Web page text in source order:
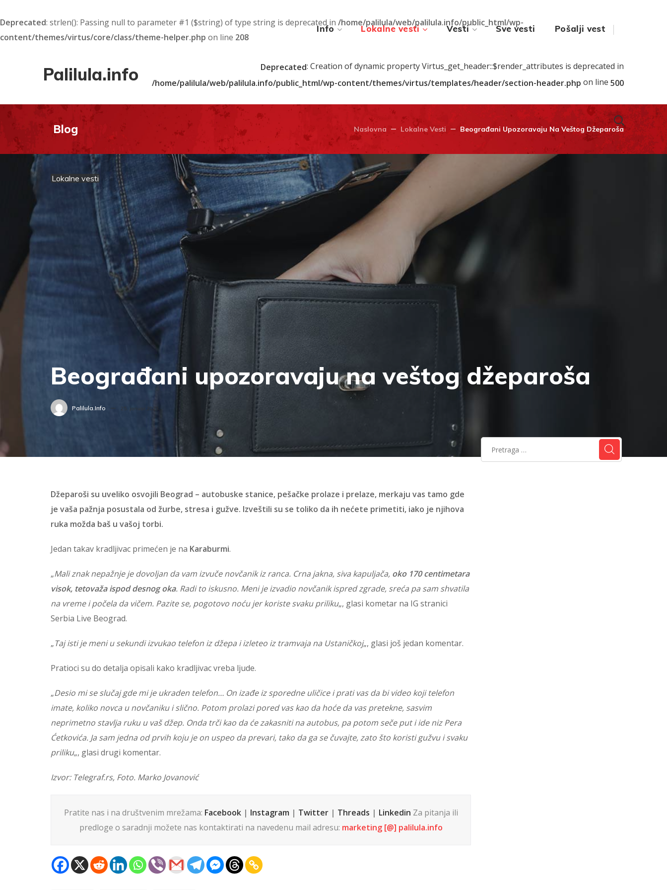
Deprecated: strlen(): Passing null to parameter #1 ($string) of type string is deprecated in /home/palilula/web/palilula.info/public_html/wp-
content/themes/virtus/core/class/theme-helper.php on line 208
Palilula.info
Info Lokalne vesti Vesti Sve vesti Pošalji vest
Deprecated: Creation of dynamic property Virtus_get_header::$render_attributes is deprecated in
/home/palilula/web/palilula.info/public_html/wp-content/themes/virtus/templates/header/section-header.php on line 500
Blog Naslovna Lokalne Vesti Beograđani Upozoravaju Na Veštog Džeparoša
Lokalne vesti
Beograđani upozoravaju na veštog džeparoša
Palilula.info 25. januar 2023.
Džeparoši su uveliko osvojili Beograd – autobuske stanice, pešačke prolaze i prelaze, merkaju vas tamo gde
je vaša pažnja posustala od žurbe, stresa i gužve. Izveštili su se toliko da ih nećete primetiti, iako je njihova
ruka možda baš u vašoj torbi.
Jedan takav kradljivac primećen je na Karaburmi.
„Mali znak nepažnje je dovoljan da vam izvuče novčanik iz ranca. Crna jakna, siva kapuljača, oko 170 centimetara
visok, tetovaža ispod desnog oka. Radi to iskusno. Meni je izvadio novčanik ispred zgrade, sreća pa sam shvatila
na vreme i počela da vičem. Pazite se, pogotovo noću jer koriste svaku priliku„, glasi kometar na IG stranici
Serbia Live Beograd.
„Taj isti je meni u sekundi izvukao telefon iz džepa i izleteo iz tramvaja na Ustaničkoj„, glasi još jedan komentar.
Pratioci su do detalja opisali kako kradljivac vreba ljude.
„Desio mi se slučaj gde mi je ukraden telefon… On izađe iz sporedne uličice i prati vas da bi video koji telefon
imate, koliko novca u novčaniku i slično. Potom prolazi pored vas kao da hoće da vas pretekne, sasvim
neprimetno stavlja ruku u vaš džep. Onda trči kao da će zakasniti na autobus, pa potom seče put i ide niz Pera
Ćetkovića. Ja sam jedna od prvih koju je on uspeo da prevari, tako da ga se čuvajte, zato što koristi gužvu i svaku
priliku„, glasi drugi komentar.
Izvor: Telegraf.rs, Foto. Marko Jovanović
Pratite nas i na društvenim mrežama: Facebook| Instagram | Twitter| Threads | Linkedin Za pitanja ili
predloge o saradnji možete nas kontaktirati na navedenu mail adresu: marketing [@] palilula.info